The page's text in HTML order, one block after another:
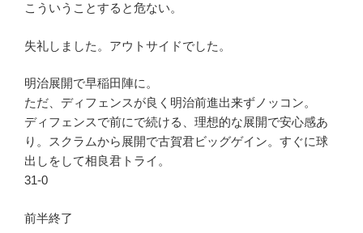
こういうことすると危ない。
失礼しました。アウトサイドでした。
明治展開で早稲田陣に。
ただ、ディフェンスが良く明治前進出来ずノッコン。
ディフェンスで前にで続ける、理想的な展開で安心感あ
り。スクラムから展開で古賀君ビッグゲイン。すぐに球
出しをして相良君トライ。
31-0
前半終了